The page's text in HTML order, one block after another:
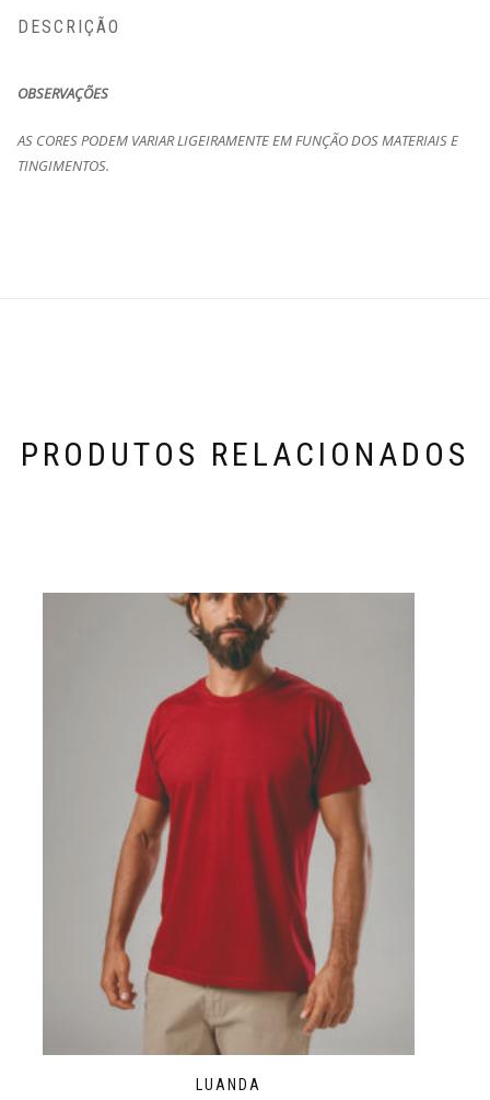
DESCRIÇÃO
OBSERVAÇÕES
AS CORES PODEM VARIAR LIGEIRAMENTE EM FUNÇÃO DOS MATERIAIS E
TINGIMENTOS.
PRODUTOS RELACIONADOS
LUANDA